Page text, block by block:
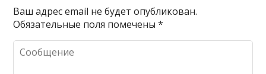
Ваш адрес email не будет опубликован.
Обязательные поля помечены*